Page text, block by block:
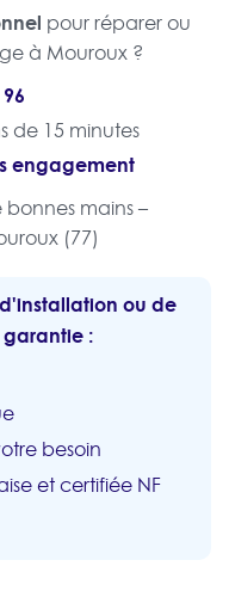
pour réparer ou
à Mouroux ?
de 15 minutes
engagement
mains –
(77)
ou de
:
besoin
et certifiée NF